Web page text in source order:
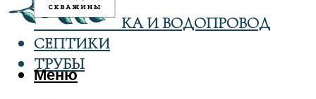
САНТЕХНИКА И ВОДОПРОВОД
СЕПТИКИ
ТРУБЫ
Меню